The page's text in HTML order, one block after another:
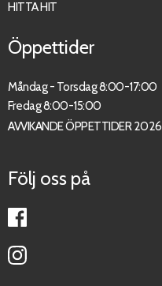
HITTA HIT
Öppettider
Måndag - Torsdag 8:00-17:00
Fredag 8:00-15:00
AVVIKANDE ÖPPETTIDER 2026
Följ oss på